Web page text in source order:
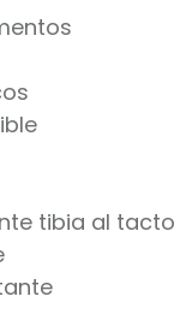
tibia al tacto